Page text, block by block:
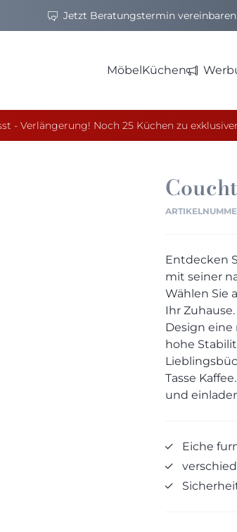
Jetzt Beratungstermin vereinbaren
MöbelKüchen
- Verlängerung! Noch 25 Küchen zu
Entdecken
mit seiner
Wählen Sie
Ihr
Design
hohe
Tasse
und
Eiche